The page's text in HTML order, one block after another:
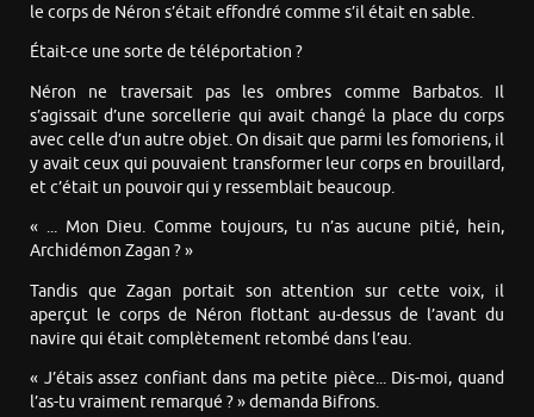
le corps de Néron s’était effondré comme s’il était en sable.
Était-ce une sorte de téléportation ?
Néron ne traversait pas les ombres comme Barbatos. Il
s’agissait d’une sorcellerie qui avait changé la place du corps
avec celle d’un autre objet. On disait que parmi les fomoriens, il
y avait ceux qui pouvaient transformer leur corps en brouillard,
et c’était un pouvoir qui y ressemblait beaucoup.
« ... Mon Dieu. Comme toujours, tu n’as aucune pitié, hein,
Archidémon Zagan ? »
Tandis que Zagan portait son attention sur cette voix, il
aperçut le corps de Néron flottant au-dessus de l’avant du
navire qui était complètement retombé dans l’eau.
« J’étais assez confiant dans ma petite pièce... Dis-moi, quand
l’as-tu vraiment remarqué ? » demanda Bifrons.